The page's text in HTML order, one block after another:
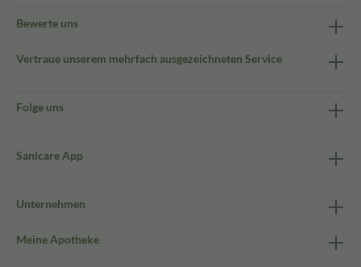
Bewerte uns
Vertraue unserem mehrfach ausgezeichneten Service
Folge uns
Sanicare App
Unternehmen
Meine Apotheke